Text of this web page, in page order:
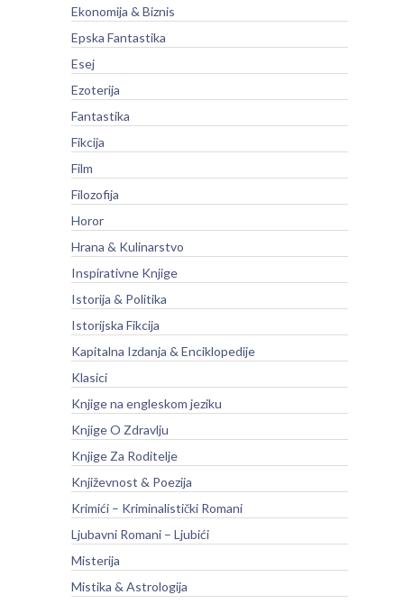
Ekonomija & Biznis
Epska Fantastika
Esej
Ezoterija
Fantastika
Fikcija
Film
Filozofija
Horor
Hrana & Kulinarstvo
Inspirativne Knjige
Istorija & Politika
Istorijska Fikcija
Kapitalna Izdanja & Enciklopedije
Klasici
Knjige na engleskom jeziku
Knjige O Zdravlju
Knjige Za Roditelje
Književnost & Poezija
Krimići – Kriminalistički Romani
Ljubavni Romani – Ljubići
Misterija
Mistika & Astrologija